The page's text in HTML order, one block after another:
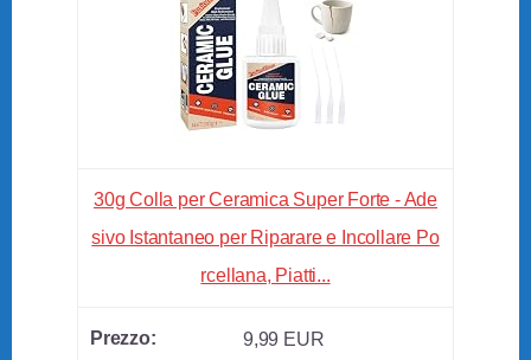
30g Colla per Ceramica Super Forte - Ade
sivo Istantaneo per Riparare e Incollare Po
rcellana, Piatti...
9,99 EUR